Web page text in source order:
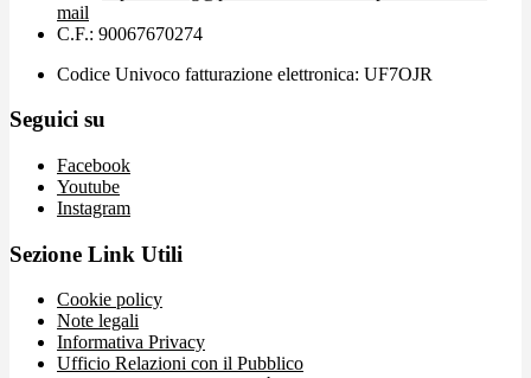
mail
C.F.: 90067670274
Codice Univoco fatturazione elettronica: UF7OJR
Seguici su
Facebook
Youtube
Instagram
Sezione Link Utili
Cookie policy
Note legali
Informativa Privacy
Ufficio Relazioni con il Pubblico